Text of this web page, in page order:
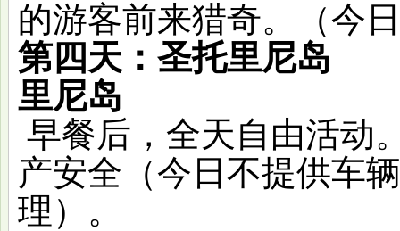
的游客前来猎奇。（今
第四天：圣托里尼岛
里尼岛
早餐后， 全天自由活动
产安全（今日不提供车
理） 。